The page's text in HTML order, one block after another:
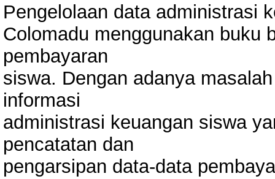
Pengelolaan data administrasi
Colomadu menggunakan buku
pembayaran
siswa. Dengan adanya
informasi
administrasi keuangan siswa
pencatatan dan
pengarsipan data-data